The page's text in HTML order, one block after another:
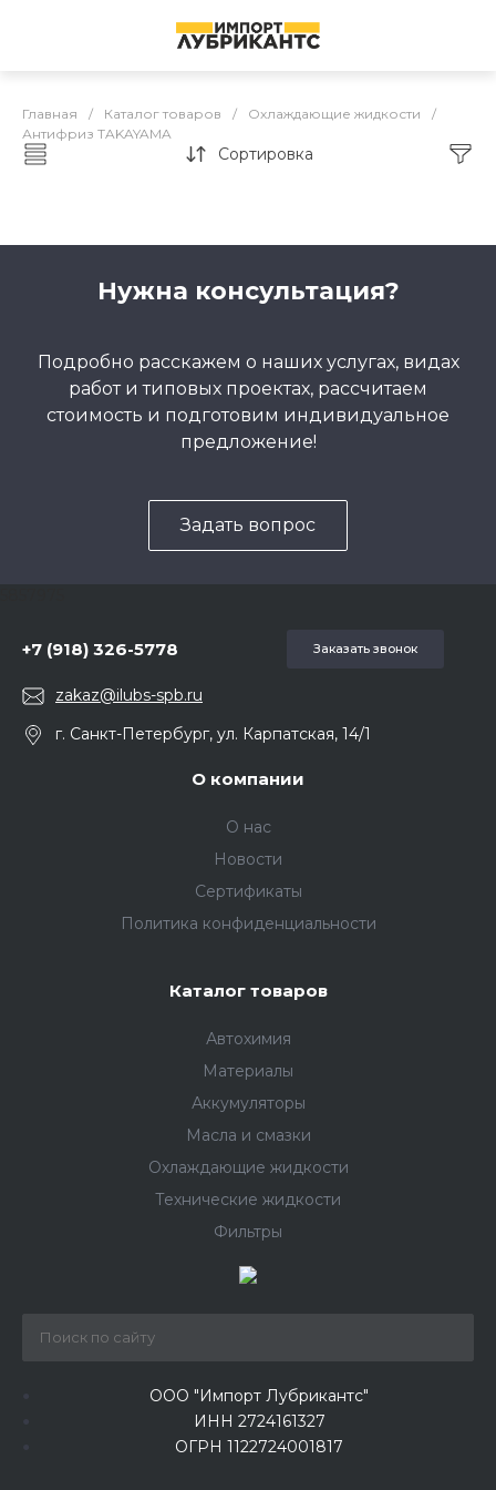
Главная / Каталог товаров / Охлаждающие жидкости
/
Антифриз TAKAYAMA
Каталог товаров
Сортировка
Нужна консультация?
Подробно расскажем о наших услугах, видах
работ и типовых проектах, рассчитаем
стоимость и подготовим индивидуальное
предложение!
Задать вопрос
+7 (918) 326-5778 Заказать звонок
zakaz@ilubs-spb.ru
г. Санкт-Петербург, ул. Карпатская, 14/1
О компании
О нас
Новости
Сертификаты
Политика конфиденциальности
Каталог товаров
Автохимия
Материалы
Аккумуляторы
Масла и смазки
Охлаждающие жидкости
Технические жидкости
Фильтры
ООО "Импорт Лубрикантс"
ИНН 2724161327
ОГРН 1122724001817